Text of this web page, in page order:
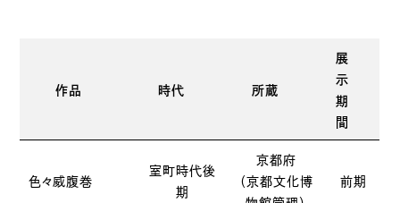
作品 時代 所蔵
展
示
期
間
色々威腹巻
室町時代後
期
京都府
（京都文化博
前期